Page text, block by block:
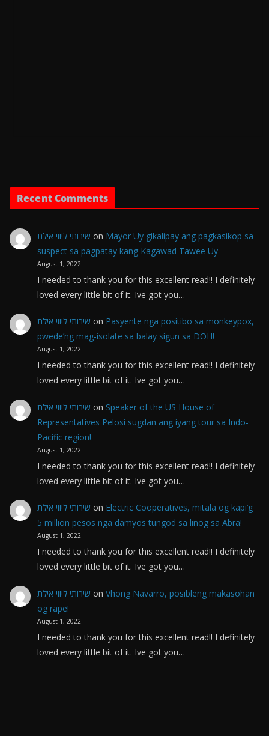
Recent Comments
שירותי ליווי אילת on Mayor Uy gikalipay ang pagkasikop sa
suspect sa pagpatay kang Kagawad Tawee Uy
August 1, 2022
I needed to thank you for this excellent read!! I definitely
loved every little bit of it. Ive got you…
שירותי ליווי אילת on Pasyente nga positibo sa monkeypox,
pwede’ng mag-isolate sa balay sigun sa DOH!
August 1, 2022
I needed to thank you for this excellent read!! I definitely
loved every little bit of it. Ive got you…
שירותי ליווי אילת on Speaker of the US House of
Representatives Pelosi sugdan ang iyang tour sa Indo-
Pacific region!
August 1, 2022
I needed to thank you for this excellent read!! I definitely
loved every little bit of it. Ive got you…
שירותי ליווי אילת on Electric Cooperatives, mitala og kapi’g
5 million pesos nga damyos tungod sa linog sa Abra!
August 1, 2022
I needed to thank you for this excellent read!! I definitely
loved every little bit of it. Ive got you…
שירותי ליווי אילת on Vhong Navarro, posibleng makasohan
og rape!
August 1, 2022
I needed to thank you for this excellent read!! I definitely
loved every little bit of it. Ive got you…